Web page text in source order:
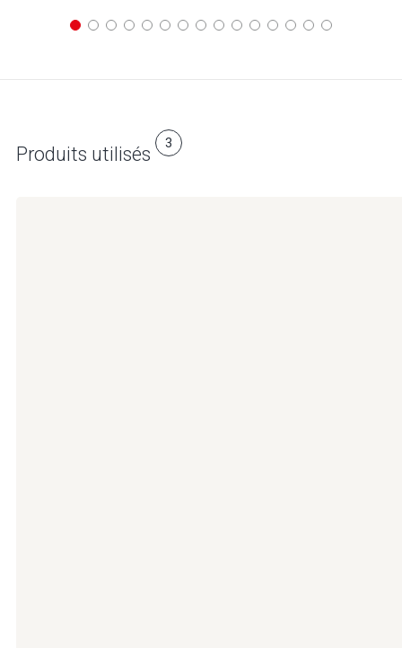
Produits utilisés 3